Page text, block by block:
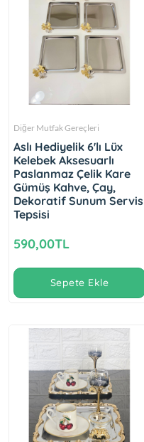
Diğer Mutfak Gereçleri
Aslı Hediyelik 6'lı Lüx
Kelebek Aksesuarlı
Paslanmaz Çelik Kare
Gümüş Kahve, Çay,
Dekoratif Sunum Servis
Tepsisi
590,00TL
Sepete Ekle